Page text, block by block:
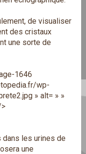
de visualiser
des cristaux
une sorte de
1646
wp-
» alt= » »
les urines de
une